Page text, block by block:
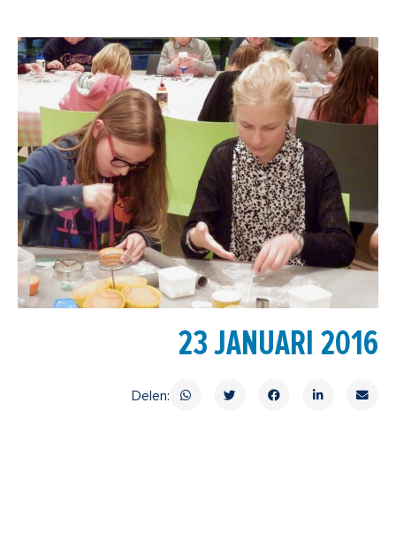
23 JANUARI 2016
Delen: